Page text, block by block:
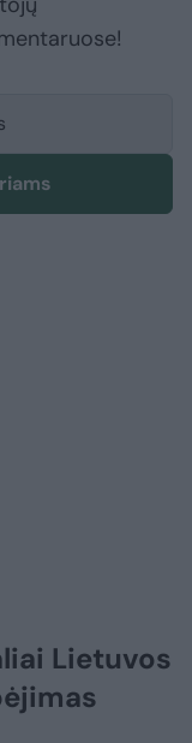
Lietuvos